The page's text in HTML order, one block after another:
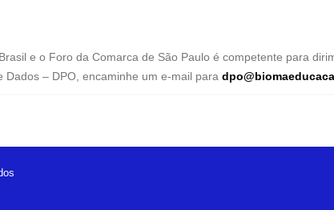
e o Foro da Comarca de São Paulo é competente para
– DPO, encaminhe um e-mail para